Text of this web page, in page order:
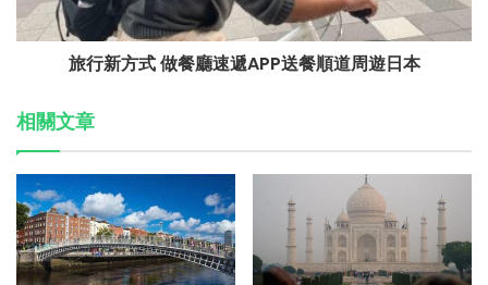
旅行新方式 做餐廳速遞APP送餐順道周遊日本
相關文章